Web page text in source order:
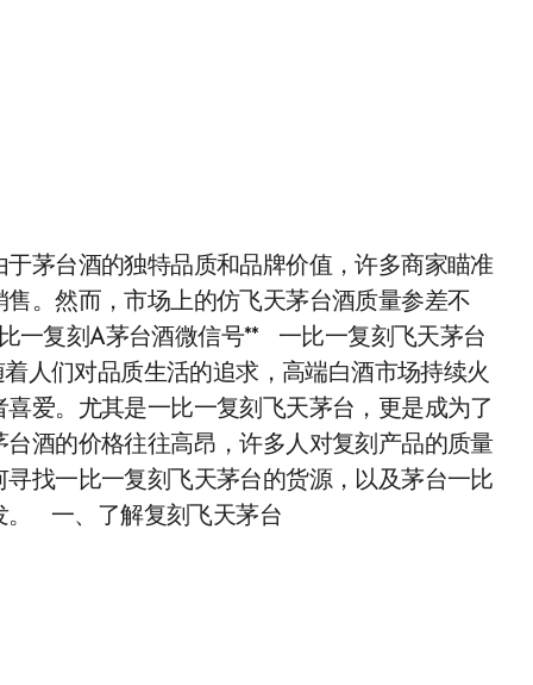
茅台酒的独特品质和品牌价值，许多商家瞄准
。然而，市场上的仿飞天茅台酒质量参差不
一复刻A茅台酒微信号** 一比一复刻飞天茅台
人们对品质生活的追求，高端白酒市场持续火
爱。尤其是一比一复刻飞天茅台，更是成为了
酒的价格往往高昂，许多人对复刻产品的质量
找一比一复刻飞天茅台的货源，以及茅台一比
。 一、了解复刻飞天茅台